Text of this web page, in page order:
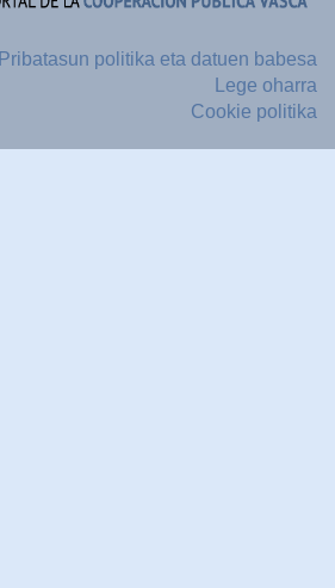
Pribatasun politika eta datuen babesa
Lege oharra
Cookie politika